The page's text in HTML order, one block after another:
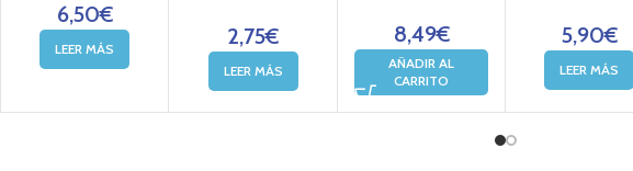
6,50€
LEER MÁS 2,75€
LEER MÁS
8,49€
AÑADIR AL
CARRITO
5,90€
LEER MÁS